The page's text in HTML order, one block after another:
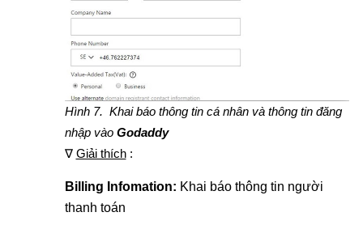
Hình 7. Khai báo thông tin cá nhân và thông tin đăng
nhập vào Godaddy
∇ Giải thích:
Billing Infomation: Khai báo thông tin người
thanh toán